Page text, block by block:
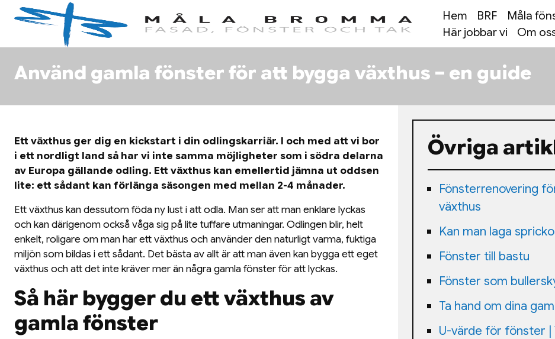
Hem BRF Måla
Här jobbar vi
Om
Använd gamla fönster för att bygga växthus – en guide
Ett växthus ger dig en kickstart i din odlingskarriär. I och med att vi bor
i ett nordligt land så har vi inte samma möjligheter som i södra delarna
av Europa gällande odling. Ett växthus kan emellertid jämna ut oddsen
lite: ett sådant kan förlänga säsongen med mellan 2-4 månader.
Ett växthus kan dessutom föda ny lust i att odla. Man ser att man enklare lyckas
och kan därigenom också våga sig på lite tuffare utmaningar. Odlingen blir, helt
enkelt, roligare om man har ett växthus och använder den naturligt varma, fuktiga
miljön som bildas i ett sådant. Det bästa av allt är att man även kan bygga ett eget
växthus och att det inte kräver mer än några gamla fönster för att lyckas.
Så här bygger du ett växthus av
gamla fönster
Övriga
Fönsterrenovering
växthus
Kan man laga
Fönster till bastu
Fönster som
Ta hand om dina
U-värde för fönster |